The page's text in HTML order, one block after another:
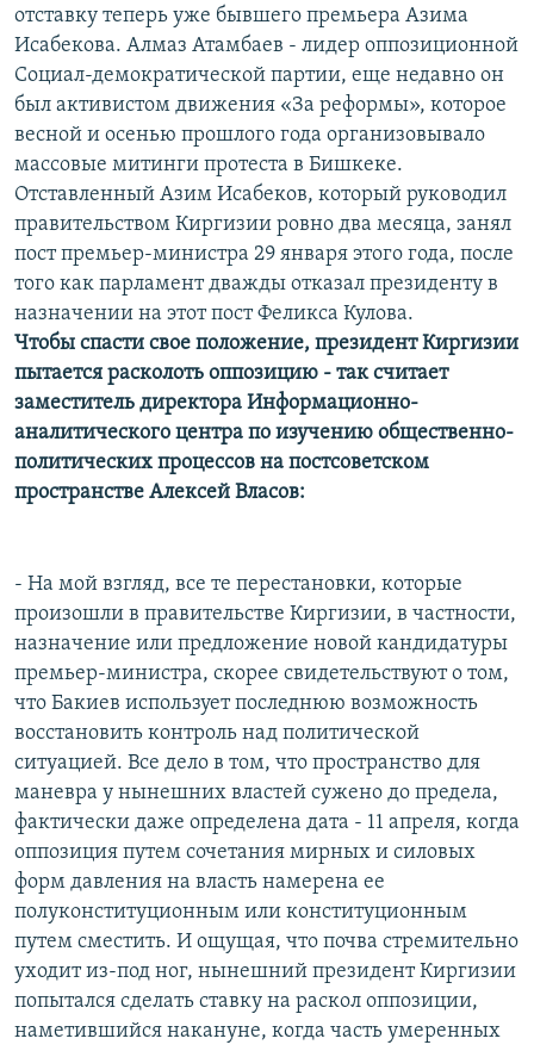
отставку теперь уже бывшего премьера Азима
Исабекова. Алмаз Атамбаев - лидер оппозиционной
Социал-демократической партии, еще недавно он
был активистом движения «За реформы», которое
весной и осенью прошлого года организовывало
массовые митинги протеста в Бишкеке.
Отставленный Азим Исабеков, который руководил
правительством Киргизии ровно два месяца, занял
пост премьер-министра 29 января этого года, после
того как парламент дважды отказал президенту в
назначении на этот пост Феликса Кулова.
Чтобы спасти свое положение, президент Киргизии
пытается расколоть оппозицию - так считает
заместитель директора Информационно-
аналитического центра по изучению общественно-
политических процессов на постсоветском
пространстве Алексей Власов:
- На мой взгляд, все те перестановки, которые
произошли в правительстве Киргизии, в частности,
назначение или предложение новой кандидатуры
премьер-министра, скорее свидетельствуют о том,
что Бакиев использует последнюю возможность
восстановить контроль над политической
ситуацией. Все дело в том, что пространство для
маневра у нынешних властей сужено до предела,
фактически даже определена дата - 11 апреля, когда
оппозиция путем сочетания мирных и силовых
форм давления на власть намерена ее
полуконституционным или конституционным
путем сместить. И ощущая, что почва стремительно
уходит из-под ног, нынешний президент Киргизии
попытался сделать ставку на раскол оппозиции,
наметившийся накануне, когда часть умеренных